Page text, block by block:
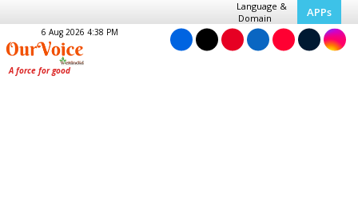
Language &
Domain
APPs
6 Aug 2026 4:38 PM